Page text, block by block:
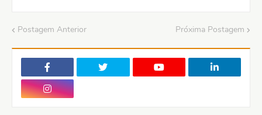
Postagem Anterior Próxima Postagem